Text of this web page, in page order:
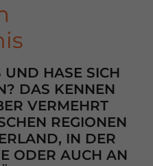
UND HASE SICH
DAS KENNEN
VERMEHRT
REGIONEN
IN DER
ODER AUCH AN